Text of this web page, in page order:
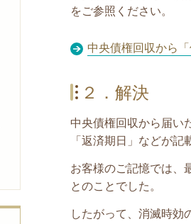
をご参照ください。
中央債権回収から
２．解決
中央債権回収から届い
「返済期日」などが記
お客様のご記憶では、
とのことでした。
したがって、消滅時効